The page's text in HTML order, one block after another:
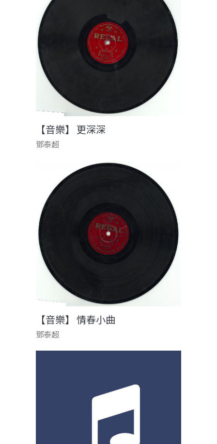
【音樂】 更深深
鄧泰超
【音樂】 情春小曲
鄧泰超